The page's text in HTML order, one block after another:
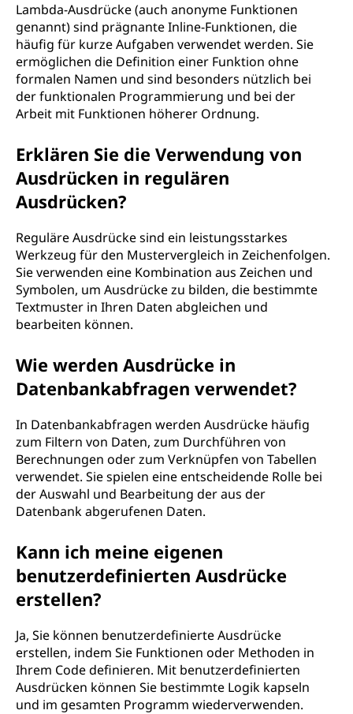
Lambda-Ausdrücke (auch anonyme Funktionen
genannt) sind prägnante Inline-Funktionen, die
häufig für kurze Aufgaben verwendet werden. Sie
ermöglichen die Definition einer Funktion ohne
formalen Namen und sind besonders nützlich bei
der funktionalen Programmierung und bei der
Arbeit mit Funktionen höherer Ordnung.
Erklären Sie die Verwendung von
Ausdrücken in regulären
Ausdrücken?
Reguläre Ausdrücke sind ein leistungsstarkes
Werkzeug für den Mustervergleich in Zeichenfolgen.
Sie verwenden eine Kombination aus Zeichen und
Symbolen, um Ausdrücke zu bilden, die bestimmte
Textmuster in Ihren Daten abgleichen und
bearbeiten können.
Wie werden Ausdrücke in
Datenbankabfragen verwendet?
In Datenbankabfragen werden Ausdrücke häufig
zum Filtern von Daten, zum Durchführen von
Berechnungen oder zum Verknüpfen von Tabellen
verwendet. Sie spielen eine entscheidende Rolle bei
der Auswahl und Bearbeitung der aus der
Datenbank abgerufenen Daten.
Kann ich meine eigenen
benutzerdefinierten Ausdrücke
erstellen?
Ja, Sie können benutzerdefinierte Ausdrücke
erstellen, indem Sie Funktionen oder Methoden in
Ihrem Code definieren. Mit benutzerdefinierten
Ausdrücken können Sie bestimmte Logik kapseln
und im gesamten Programm wiederverwenden.